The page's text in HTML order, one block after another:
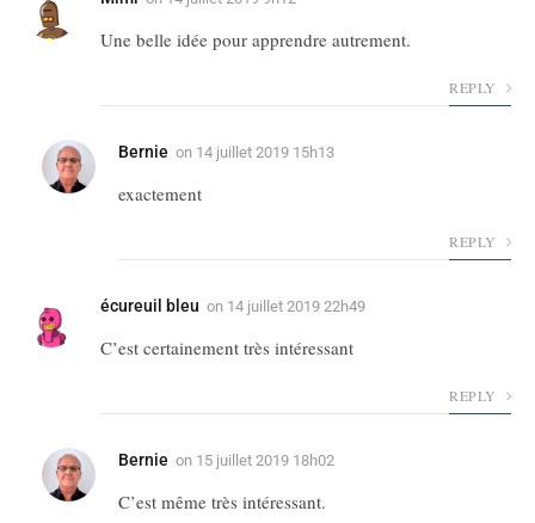
Une belle idée pour apprendre autrement.
REPLY
Bernie on 14 juillet 2019 15h13
exactement
REPLY
écureuil bleu on 14 juillet 2019 22h49
C’est certainement très intéressant
REPLY
Bernie on 15 juillet 2019 18h02
C’est même très intéressant.